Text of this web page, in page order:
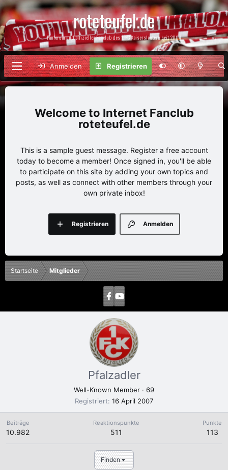
roteteufel.de
Fanforum und offizieller Fanclub des 1. FC Kaiserslautern seit 2004
Anmelden Registrieren
Internet Fanclub
roteteufel.de
This is a sample guest message. Register a free account
today to become a member! Once signed in, you'll be able
to participate on this site by adding your own topics and
posts, as well as connect with other members through your
own private inbox!
Anmelden
Registrieren
Startseite Mitglieder
Pfalzadler
Well-Known Member · 69
Registriert 16 April 2007
Beiträge
10.982
Reaktionspunkte
511
Punkte
113
Finden